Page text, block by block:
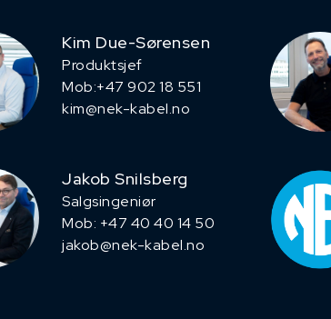
Kim Due-Sørensen
Produktsjef
​Mob:+47 902 18 551
kim@nek-kabel.no
Jakob Snilsberg
​Salgsingeniør
Mob: +47 40 40 14 50
jakob@nek-kabel.no